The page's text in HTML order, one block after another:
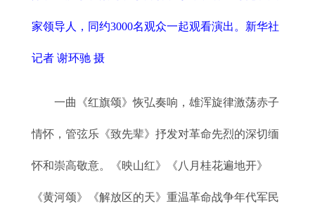
家领导人，同约3000名观众一起观看演出。新华社
记者 谢环驰 摄
一曲《红旗颂》恢弘奏响，雄浑旋律激荡赤子
情怀，管弦乐《致先辈》抒发对革命先烈的深切缅
怀和崇高敬意。《映山红》《八月桂花遍地开》
《黄河颂》《解放区的天》重温革命战争年代军民